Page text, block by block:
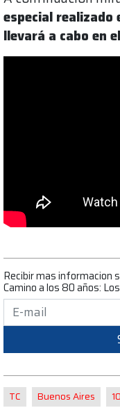
especial realizado
llevará a cabo en
Recibir mas informacion
Camino a los 80 años:
TC Buenos Aires